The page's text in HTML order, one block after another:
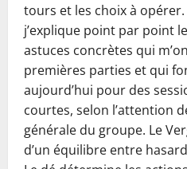
tours et les choix à
j’explique point par point
astuces concrètes qui
premières parties et qui
aujourd’hui pour des
courtes, selon l’attention
générale du groupe. Le
d’un équilibre entre